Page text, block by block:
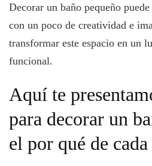
Decorar un baño pequeño
con un poco de creatividad e
transformar este espacio en un
funcional.
Aquí te
para decorar un
el por qué de cada